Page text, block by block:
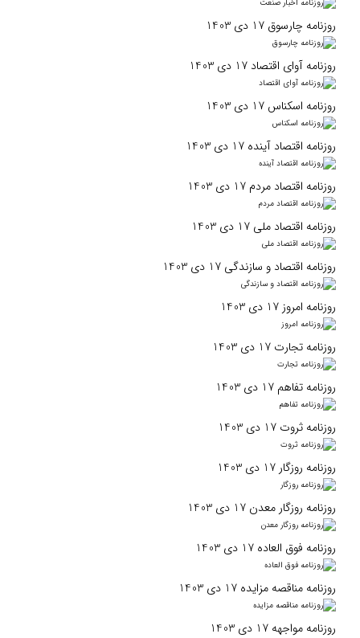
روزنامه چارسوق 17 دی 1403
روزنامه آوای اقتصاد 17 دی 1403
روزنامه اسکناس 17 دی 1403
روزنامه اقتصاد آینده 17 دی 1403
روزنامه اقتصاد مردم 17 دی 1403
روزنامه اقتصاد ملی 17 دی 1403
روزنامه اقتصاد و سازندگی 17 دی 1403
روزنامه امروز 17 دی 1403
روزنامه تجارت 17 دی 1403
روزنامه تفاهم 17 دی 1403
روزنامه ثروت 17 دی 1403
روزنامه روزگار 17 دی 1403
روزنامه روزگار معدن 17 دی 1403
روزنامه فوق العاده 17 دی 1403
روزنامه مناقصه مزایده 17 دی 1403
روزنامه مواجهه 17 دی 1403